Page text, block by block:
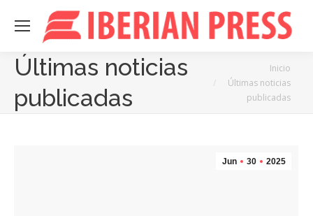
Últimas noticias
publicadas
Inicio
Últimas noticias
publicadas
Jun 30 2025